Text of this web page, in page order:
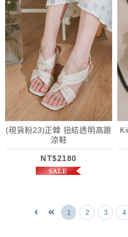
(現貨粉23)正韓 扭結透明高跟
涼鞋
NT$2180
1 2 3 4